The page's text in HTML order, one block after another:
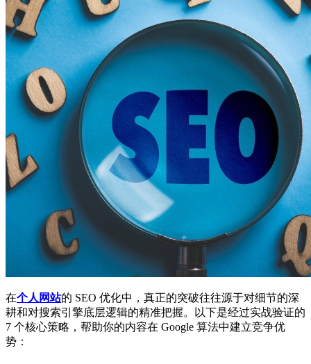
在个人网站的 SEO 优化中，真正的突破往往源于对细节的深
耕和对搜索引擎底层逻辑的精准把握。以下是经过实战验证的
7 个核心策略，帮助你的内容在 Google 算法中建立竞争优
势：